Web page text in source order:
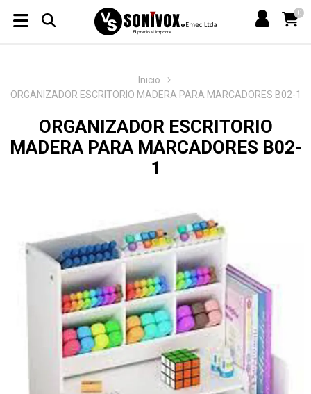
0
Inicio
ORGANIZADOR ESCRITORIO MADERA PARA MARCADORES B02-1
ORGANIZADOR ESCRITORIO
MADERA PARA MARCADORES B02-
1